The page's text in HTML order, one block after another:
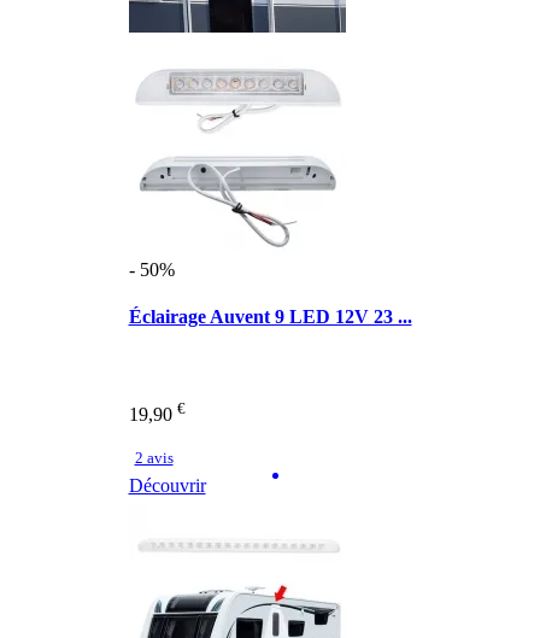
- 50%
Éclairage Auvent 9 LED 12V 23 ...
19,90 €
2 avis
Découvrir